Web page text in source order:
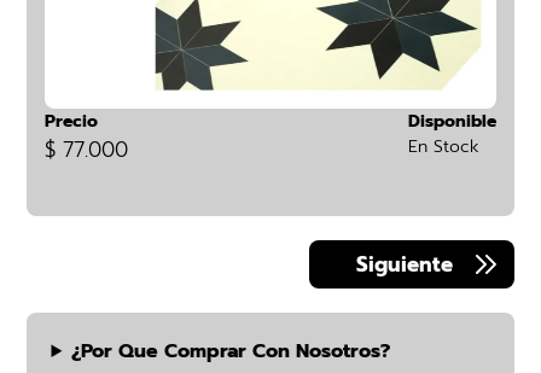
Precio
$ 77.000
Disponible
En Stock
¿por Que Comprar Con Nosotros?